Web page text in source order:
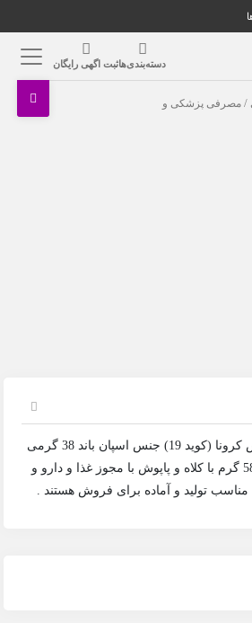
دسته‌بندی‌هاثبت اگهی رایگان
/مصرفی پزشکی و
لباس سرهمی ضد ویروس کرونا (کوید 19) جنس اسپان باند 38 گرمی
با لمینت 20 گرمی جمعا 58 گرم با کلاه و پاپوش با مجوز غذا و دارو و
تولید و آماده برای فروش هستند .